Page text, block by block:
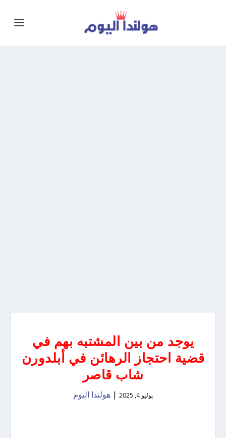
يوجد من بين المشتبه بهم في
قضية احتجاز الرهائن في أبلدورن
شاب قاصر
يوليو 4, 2025 | هولندا اليوم